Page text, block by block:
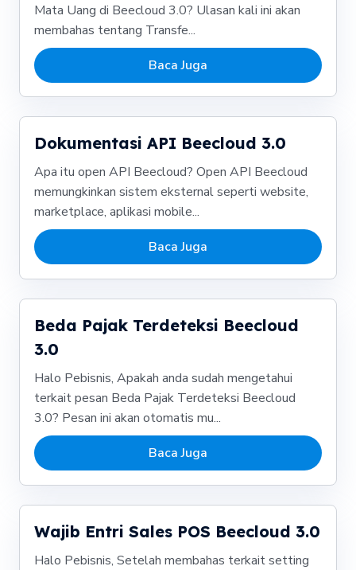
Mata Uang di Beecloud 3.0? Ulasan kali ini akan
membahas tentang Transfe...
Baca Juga
Dokumentasi API Beecloud 3.0
Apa itu open API Beecloud? Open API Beecloud
memungkinkan sistem eksternal seperti website,
marketplace, aplikasi mobile...
Baca Juga
Beda Pajak Terdeteksi Beecloud
3.0
Halo Pebisnis, Apakah anda sudah mengetahui
terkait pesan Beda Pajak Terdeteksi Beecloud
3.0? Pesan ini akan otomatis mu...
Baca Juga
Wajib Entri Sales POS Beecloud 3.0
Halo Pebisnis, Setelah membahas terkait setting